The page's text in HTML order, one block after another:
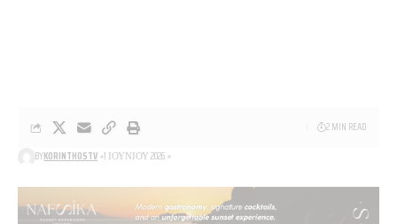
BYKORINTHOSTV 1 ΙΟΥΝΊΟΥ 2026
2 MIN READ